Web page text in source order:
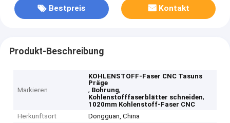
Bestpreis Kontakt
Produkt-Beschreibung
Markieren
KOHLENSTOFF-Faser CNC Tasuns
Präge
, Bohrung,
Kohlenstofffaserblätter schneiden,
1020mm Kohlenstoff-Faser CNC
Herkunftsort
Dongguan, China